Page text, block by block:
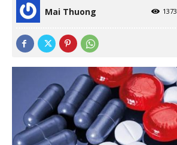
Mai Thuong 1373